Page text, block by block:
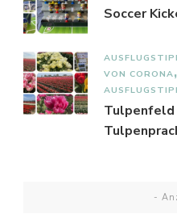
Soccer
VON CORONA
Tulpenfeld
-